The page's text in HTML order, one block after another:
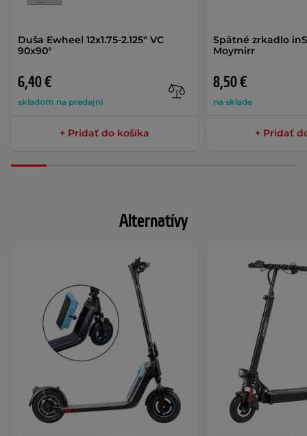
Duša Ewheel 12x1.75-2.125" VC
90x90°
6,40 €
skladom na predajni
+ Pridať do košíka
Spätné zrkadlo
Moymirr
8,50 €
na sklade
+ Pridať
Alternatívy